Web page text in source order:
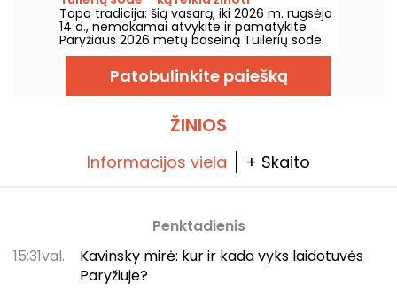
Tapo tradicija: šią vasarą, iki 2026 m. rugsėjo
14 d., nemokamai atvykite ir pamatykite
Paryžiaus 2026 metų baseiną Tuilerių sode.
Patobulinkite paiešką
ŽINIOS
Informacijos viela + Skaito
Penktadienis
15:31val.
Kavinsky mirė: kur ir kada vyks laidotuvės
Paryžiuje?